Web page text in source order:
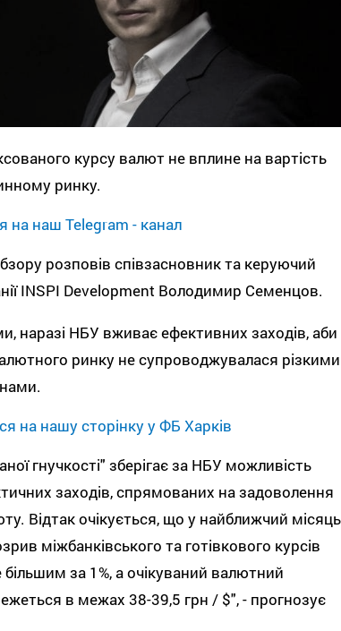
курсу валют не вплине на вартість
ринку.
на наш Telegram - канал
розповів співзасновник та керуючий
INSPI Development Володимир Семенцов.
наразі НБУ вживає ефективних заходів, аби
ринку не супроводжувалася різкими
на нашу сторінку у ФБ Харків
гнучкості" зберігає за НБУ можливість
заходів, спрямованих на задоволення
Відтак очікується, що у найближчий місяць
міжбанківського та готівкового курсів
за 1%, а очікуваний валютний
в межах 38-39,5 грн / $", - прогнозує